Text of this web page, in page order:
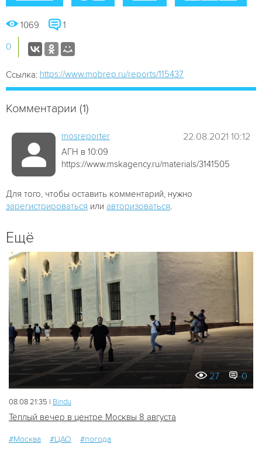
1069 1
0
Ссылка: https://www.mobrep.ru/reports/115437
Комментарии (1)
mosreporter 22.08.2021 10:12
АГН в 10:09
https://www.mskagency.ru/materials/3141505
Для того, чтобы оставить комментарий, нужно
зарегистрироваться или авторизоваться
Ещё
27 0
08.08 21:35 | Bindu
Тёплый вечер в центре Москвы 8 августа
#Москва #ЦАО #погода